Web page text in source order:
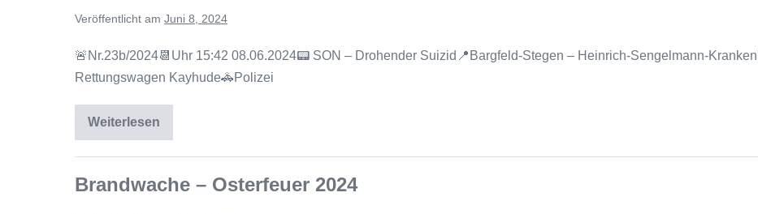
Veröffentlicht am Juni 8, 2024
🚨Nr.23b/2024📆Uhr 15:42 08.06.2024📟 SON – Drohender Suizid📍Bargfeld-Stegen – Heinrich-Sengelmann-
Rettungswagen Kayhude🚓Polizei
Weiterlesen
Brandwache – Osterfeuer 2024